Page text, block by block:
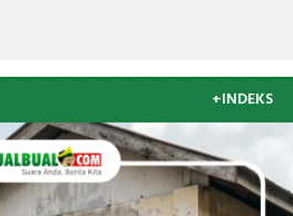
+INDEKS